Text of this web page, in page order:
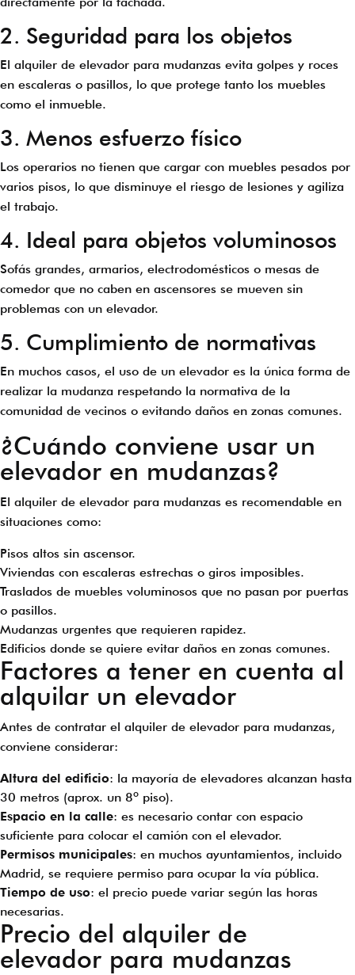
2. Seguridad para los objetos
El alquiler de elevador para mudanzas evita golpes y roces
en escaleras o pasillos, lo que protege tanto los muebles
como el inmueble.
3. Menos esfuerzo físico
Los operarios no tienen que cargar con muebles pesados por
varios pisos, lo que disminuye el riesgo de lesiones y agiliza
el trabajo.
4. Ideal para objetos voluminosos
Sofás grandes, armarios, electrodomésticos o mesas de
comedor que no caben en ascensores se mueven sin
problemas con un elevador.
5. Cumplimiento de normativas
En muchos casos, el uso de un elevador es la única forma de
realizar la mudanza respetando la normativa de la
comunidad de vecinos o evitando daños en zonas comunes.
¿Cuándo conviene usar un
elevador en mudanzas?
El alquiler de elevador para mudanzas es recomendable en
situaciones como:
Pisos altos sin ascensor.
Viviendas con escaleras estrechas o giros imposibles.
Traslados de muebles voluminosos que no pasan por puertas
o pasillos.
Mudanzas urgentes que requieren rapidez.
Edificios donde se quiere evitar daños en zonas comunes.
Factores a tener en cuenta al
alquilar un elevador
Antes de contratar el alquiler de elevador para mudanzas,
conviene considerar:
Altura del edificio: la mayoría de elevadores alcanzan hasta
30 metros (aprox. un 8º piso).
Espacio en la calle: es necesario contar con espacio
suficiente para colocar el camión con el elevador.
Permisos municipales: en muchos ayuntamientos, incluido
Madrid, se requiere permiso para ocupar la vía pública.
Tiempo de uso: el precio puede variar según las horas
necesarias.
Precio del alquiler de
elevador para mudanzas